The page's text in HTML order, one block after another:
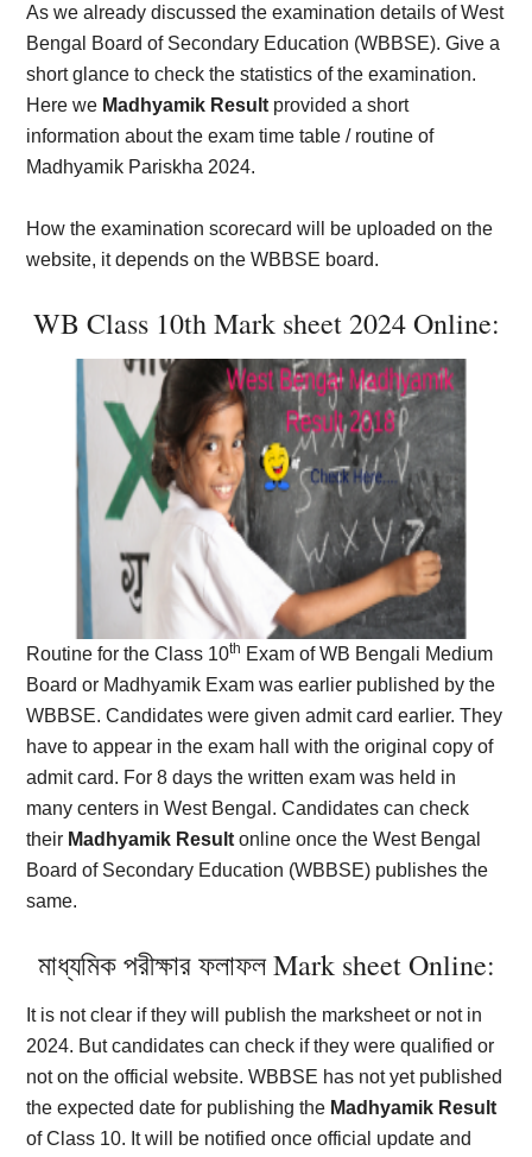
As we already discussed the examination details of West
Bengal Board of Secondary Education (WBBSE). Give a
short glance to check the statistics of the examination.
Here we Madhyamik Result provided a short
information about the exam time table / routine of
Madhyamik Pariskha 2024.
How the examination scorecard will be uploaded on the
website, it depends on the WBBSE board.
WB Class 10th Mark sheet 2024 Online:
Routine for the Class 10th Exam of WB Bengali Medium
Board or Madhyamik Exam was earlier published by the
WBBSE. Candidates were given admit card earlier. They
have to appear in the exam hall with the original copy of
admit card. For 8 days the written exam was held in
many centers in West Bengal. Candidates can check
their Madhyamik Result online once the West Bengal
Board of Secondary Education (WBBSE) publishes the
same.
মাধ্যমিক পরীক্ষার ফলাফল Mark sheet Online:
It is not clear if they will publish the marksheet or not in
2024. But candidates can check if they were qualified or
not on the official website. WBBSE has not yet published
the expected date for publishing the Madhyamik Result
of Class 10. It will be notified once official update and